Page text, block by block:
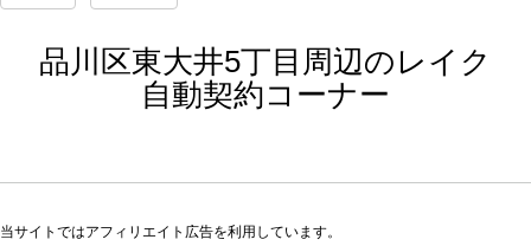
品川区東大井5丁目周辺のレイク
自動契約コーナー
当サイトではアフィリエイト広告を利用しています。